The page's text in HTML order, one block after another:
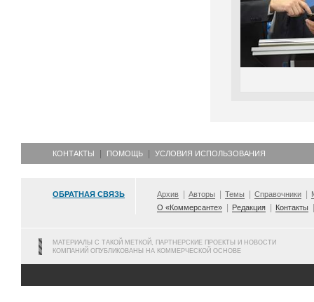
КОНТАКТЫ ПОМОЩЬ УСЛОВИЯ ИСПОЛЬЗОВАНИЯ
ОБРАТНАЯ СВЯЗЬ Архив Авторы Темы Справочники
О «Коммерсанте»
Редакция Контакты
МАТЕРИАЛЫ С ТАКОЙ МЕТКОЙ, ПАРТНЕРСКИЕ ПРОЕКТЫ И НОВОСТИ
КОМПАНИЙ ОПУБЛИКОВАНЫ НА КОММЕРЧЕСКОЙ ОСНОВЕ